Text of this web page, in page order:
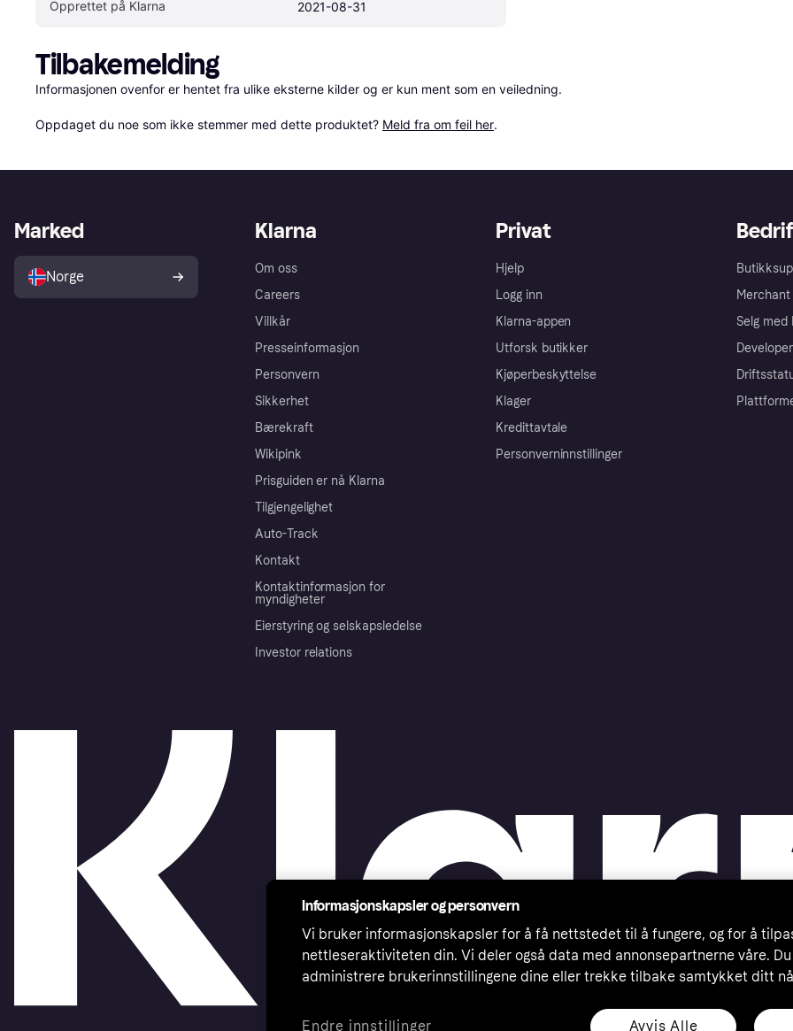
Opprettet på Klarna 2021-08-31
Tilbakemelding
Informasjonen ovenfor er hentet fra ulike eksterne kilder og er kun ment som en veiledning.
Oppdaget du noe som ikke stemmer med dette produktet? Meld fra om feil her.
Klarna
Om oss
Careers
Villkår
Presseinformasjon
Personvern
Sikkerhet
Bærekraft
Wikipink
Prisguiden er nå Klarna
Tilgjengelighet
Auto-Track
Kontakt
Kontaktinformasjon for
myndigheter
Eierstyring og selskapsledelse
Investor relations
Privat
Hjelp
Logg inn
Klarna-appen
Utforsk butikker
Kjøperbeskyttelse
Klager
Kredittavtale
Personverninnstillinger
Selg med
Marked
Norge
Informasjonskapsler og personvern
Vi bruker informasjonskapsler for å få nettstedet til å fungere, og for å
nettleseraktiviteten din. Vi deler også data med annonsepartnerne våre.
administrere brukerinnstillingene dine eller trekke tilbake samtykket ditt
Avvis Alle
Endre innstillinger